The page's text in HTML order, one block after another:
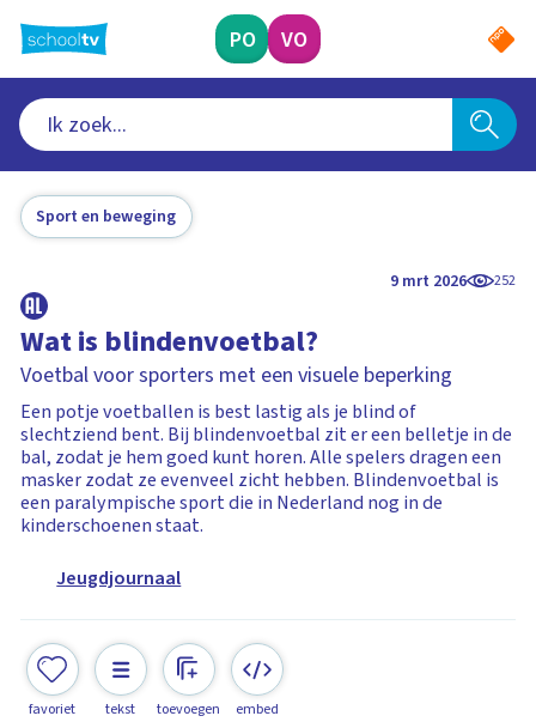
naar
hoofdinhoud
PO VO
Sport en beweging
9 mrt 2026 252
Wat is blindenvoetbal?
Voetbal voor sporters met een visuele beperking
Een potje voetballen is best lastig als je blind of
slechtziend bent. Bij blindenvoetbal zit er een belletje in de
bal, zodat je hem goed kunt horen. Alle spelers dragen een
masker zodat ze evenveel zicht hebben. Blindenvoetbal is
een paralympische sport die in Nederland nog in de
kinderschoenen staat.
Jeugdjournaal
favoriet tekst toevoegen embed